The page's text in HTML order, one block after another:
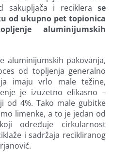
sakupljača i reciklera se
od ukupno pet topionica
aluminijumskih
aluminijumskih pakovanja,
od topljenja generalno
imaju vrlo male težine,
je izuzetno efikasno –
od 4%. Tako male gubitke
limenke, a to je jedan od
određuje cirkularnost
i sadržaja recikliranog